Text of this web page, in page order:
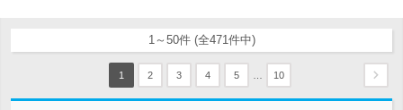
1～50件 (全471件中)
1 2 3 4 5 10